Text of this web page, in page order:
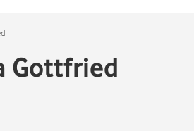
Gottfried